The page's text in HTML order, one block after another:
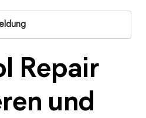
Repair
und